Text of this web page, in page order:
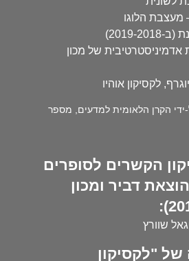
– מעצבת הלוגו
2018)
אדמיניסטרטיבית של מכון
לקסיקון אוהיו
ידי הקרן הלאומית למדעים, מספר
הקשרים לסופרים
דביר ומכון
שוורץ
של "לקסיקון